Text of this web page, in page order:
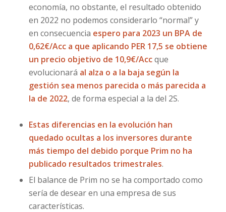
economía, no obstante, el resultado obtenido
en 2022 no podemos considerarlo “normal” y
en consecuencia espero para 2023 un BPA de
0,62€/Acc a que aplicando PER 17,5 se obtiene
un precio objetivo de 10,9€/Accque
evolucionará al alza o a la baja según la
gestión sea menos parecida o más parecida a
la de 2022, de forma especial a la del 2S.
Estas diferencias en la evolución han
quedado ocultas a los inversores durante
más tiempo del debido porque Prim no ha
publicado resultados trimestrales.
El balance de Prim no se ha comportado como
sería de desear en una empresa de sus
características.